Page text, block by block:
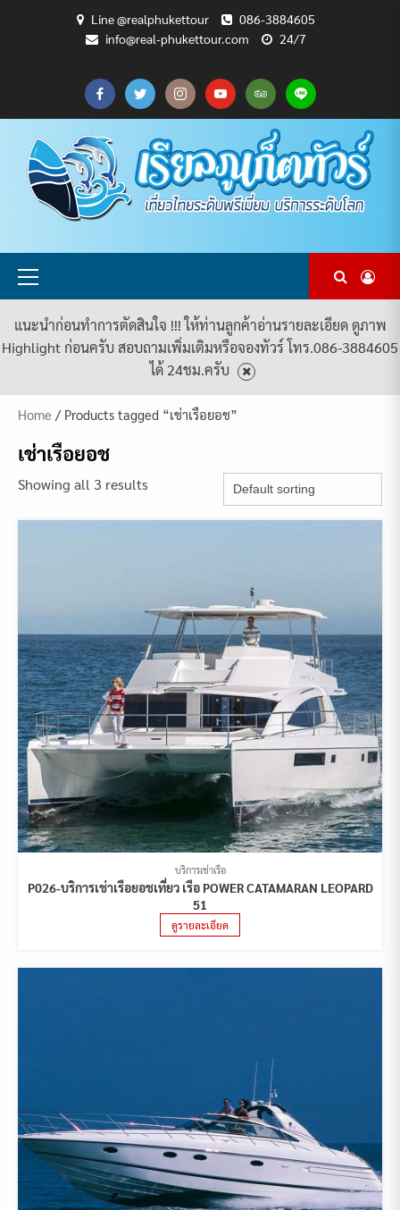
Line @realphukettour
086-3884605
info@real-phukettour.com
24/7
CART
CHECKOUT
MY
ACCOUNT
SAMPLE
PAGE
ทัวร์
ทั้งหมด
บทความ
ท่อง
เที่ยว
ยินดี
ต้อนรับ
สู่
PHUKET
TOUR
เกี่ยว
กับ
เรา
แพ็คเกจ
ทัวร์
ทั้งหมด
Primary
แนะนำก่อนทำการตัดสินใจ !!! ให้ท่านลูกค้าอ่านรายละเอียด ดูภาพ
Highlight ก่อนครับ สอบถามเพิ่มเติมหรือจองทัวร์ โทร.086-3884605
ได้ 24ชม.ครับ
Home / Products tagged “เช่าเรือยอช”
เช่าเรือยอช
Showing all 3 results
บริการเช่าเรือ
P026-บริการเช่าเรือยอชเที่ยว เรือ POWER CATAMARAN LEOPARD
51
ดูรายละเอียด